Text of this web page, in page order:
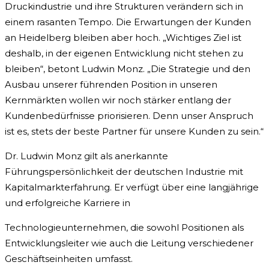
Druckindustrie und ihre Strukturen verändern sich in
einem rasanten Tempo. Die Erwartungen der Kunden
an Heidelberg bleiben aber hoch. „Wichtiges Ziel ist
deshalb, in der eigenen Entwicklung nicht stehen zu
bleiben“, betont Ludwin Monz. „Die Strategie und den
Ausbau unserer führenden Position in unseren
Kernmärkten wollen wir noch stärker entlang der
Kundenbedürfnisse priorisieren. Denn unser Anspruch
ist es, stets der beste Partner für unsere Kunden zu sein.“
Dr. Ludwin Monz gilt als anerkannte
Führungspersönlichkeit der deutschen Industrie mit
Kapitalmarkterfahrung. Er verfügt über eine langjährige
und erfolgreiche Karriere in
Technologieunternehmen, die sowohl Positionen als
Entwicklungsleiter wie auch die Leitung verschiedener
Geschäftseinheiten umfasst.